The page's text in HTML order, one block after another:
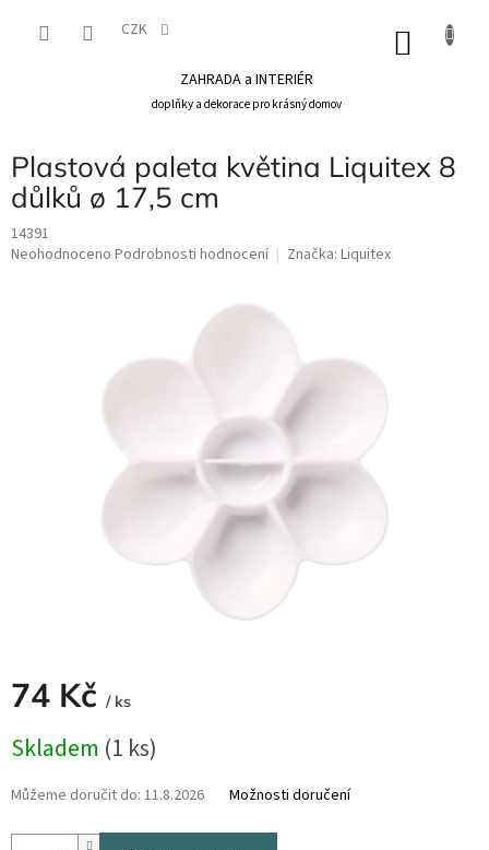
CZK
ZAHRADA a INTERIÉR
doplňky a dekorace pro krásný domov
Plastová paleta květina Liquitex 8
důlků ø 17,5 cm
14391
Průměrné
Neohodnoceno Podrobnosti hodnocení Značka: Liquitex
74 Kč / ks
cena:
Skladem (1 ks)
Můžeme doručit do: 11.8.2026 Možnosti doručení